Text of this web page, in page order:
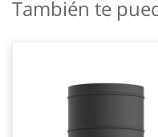
galería
También te